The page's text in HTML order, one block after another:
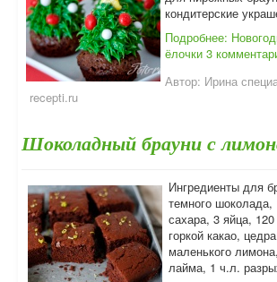
кондитерские
Подробнее:
ёлочки 3
Автор: Ирина
recepti.ru
Шоколадный брауни с
Ингредиенты для
темного шоколада,
сахара, 3 яйца,
горкой какао,
маленького
лайма, 1 ч.л.